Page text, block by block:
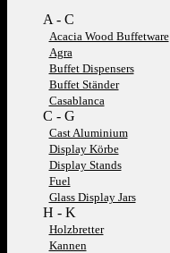
A - C
Acacia Wood Buffetware
Agra
Buffet Dispensers
Buffet Ständer
Casablanca
C - G
Cast Aluminium
Display Körbe
Display Stands
Fuel
Glass Display Jars
H - K
Holzbretter
Kannen